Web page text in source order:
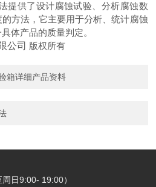
提供了设计腐蚀试验、分析腐蚀数
方法，它主要用于分析、统计腐蚀
体产品的质量判定。
公司 版权所有
箱详细产品资料
周日9:00- 19:00）